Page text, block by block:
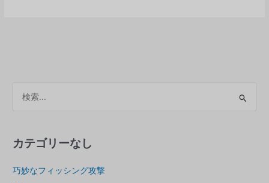
イ
ス
カテゴリーなし
巧妙なフィッシング攻撃